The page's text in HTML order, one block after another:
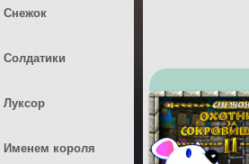
Снежок
Солдатики
Луксор
Именем короля